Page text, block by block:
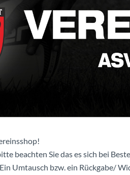
beachten Sie das es sich bei
Umtausch bzw. ein Rückgabe/